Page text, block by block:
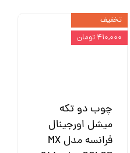
چوب دو تکه
میشل اورجینال
فرانسه مدل MX
تخفیف
۴۱۰,۰۰۰ تومان